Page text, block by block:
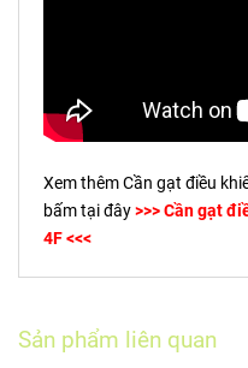
Xem thêm Cần gạt điều
bấm tại đây>>> Cần gạt
4F <<<
Sản phẩm liên quan